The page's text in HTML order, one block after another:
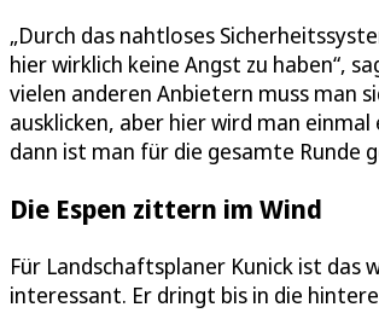
„Durch das nahtloses
hier wirklich keine Angst zu haben“,
vielen anderen Anbietern muss man
ausklicken, aber hier wird man
dann ist man für die gesamte Runde
Die Espen zittern im Wind
Für Landschaftsplaner Kunick ist das
interessant. Er dringt bis in die